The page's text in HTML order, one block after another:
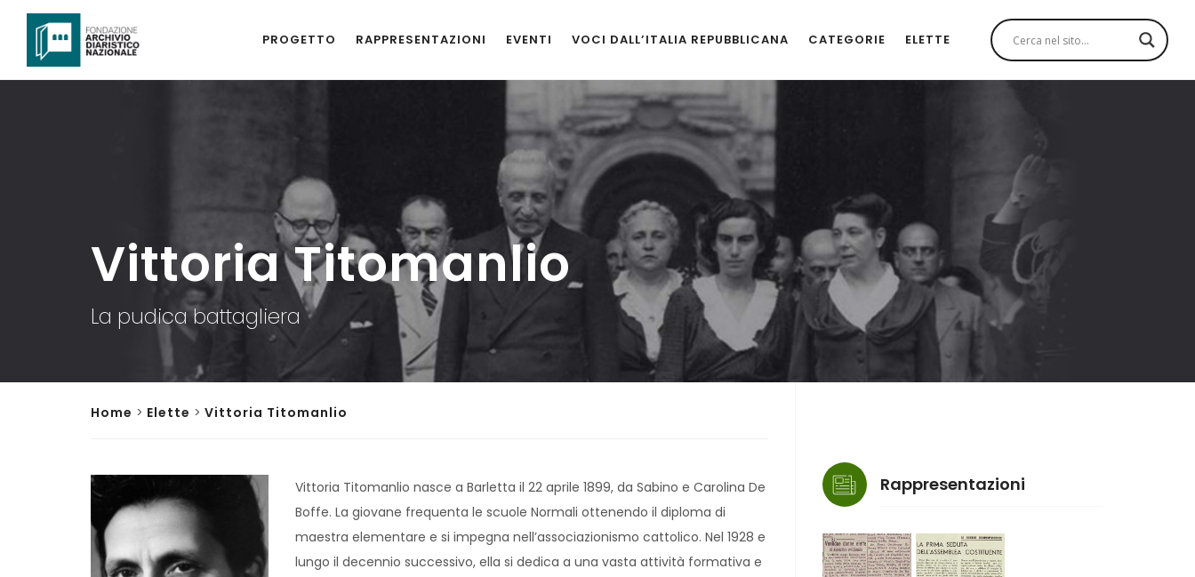
PROGETTO RAPPRESENTAZIONI EVENTI VOCI DALL’ITALIA REPUBBLICANA CATEGORIE ELETTE
Vittoria Titomanlio
La pudica battagliera
Home > Elette > Vittoria Titomanlio
Vittoria Titomanlio nasce a Barletta il 22 aprile 1899, da Sabino e Carolina De
Boffe. La giovane frequenta le scuole Normali ottenendo il diploma di
maestra elementare e si impegna nell’associazionismo cattolico. Nel 1928 e
lungo il decennio successivo, ella si dedica a una vasta attività formativa e
Rappresentazioni